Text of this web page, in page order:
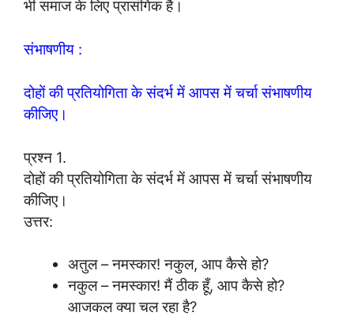
भी समाज के लिए प्रासंगिक है।
संभाषणीय :
दोहों की प्रतियोगिता के संदर्भ में आपस में चर्चा संभाषणीय
कीजिए।
प्रश्न 1.
दोहों की प्रतियोगिता के संदर्भ में आपस में चर्चा संभाषणीय
कीजिए।
उत्तर:
अतुल – नमस्कार! नकुल, आप कैसे हो?
नकुल – नमस्कार! मैं ठीक हूँ, आप कैसे हो?
आजकल क्या चल रहा है?